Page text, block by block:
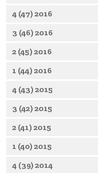
4 (47) 2016
3 (46) 2016
2 (45) 2016
1 (44) 2016
4 (43) 2015
3 (42) 2015
2 (41) 2015
1 (40) 2015
4 (39) 2014